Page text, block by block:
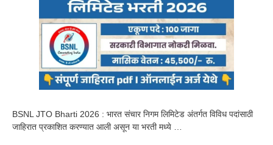
BSNL JTO Bharti 2026 : भारत संचार निगम लिमिटेड अंतर्गत विविध पदांसाठी
जाहिरात प्रकाशित करण्यात आली असून या भरती मध्ये …